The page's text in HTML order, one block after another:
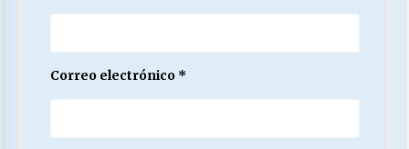
Correo electrónico *